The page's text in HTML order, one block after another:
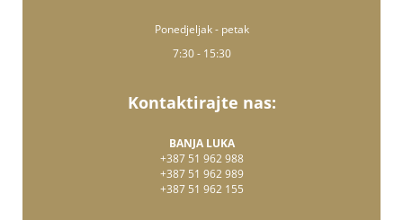
Ponedjeljak - petak
7:30 - 15:30
Kontaktirajte nas:
BANJA LUKA
+387 51 962 988
+387 51 962 989
+387 51 962 155